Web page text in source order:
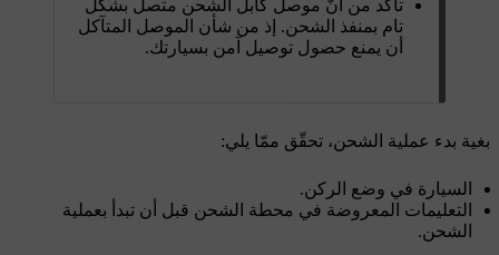
تأكّد من أنّ موصل كابل الشحن متصل بشكل
تام بمنفذ الشحن. إذ من شأن الموصل المتآكل
أن يمنع حصول توصيل آمن بسيارتك.
بغية بدء عملية الشحن، تحقّق ممّا يلي:
السيارة في وضع الركن.
التعليمات المعروضة في محطة الشحن قبل أن تبدأ بعملية
الشحن.